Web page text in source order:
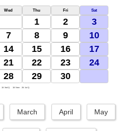
Wed Thu Fri Sat
1 2
3
7 8 9
10
14 15 16
17
21 22 23
24
28 29 30
10: 3nd Q. 18: New 26: 1st Q.
March April May